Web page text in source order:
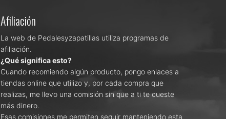
Afiliación
La web de Pedalesyzapatillas utiliza programas de
afiliación.
¿Qué significa esto?
Cuando recomiendo algún producto, pongo enlaces a
tiendas online que utilizo y, por cada compra que
realizas, me llevo una comisión sin que a ti te cueste
más dinero.
Esas comisiones me permiten seguir manteniendo esta